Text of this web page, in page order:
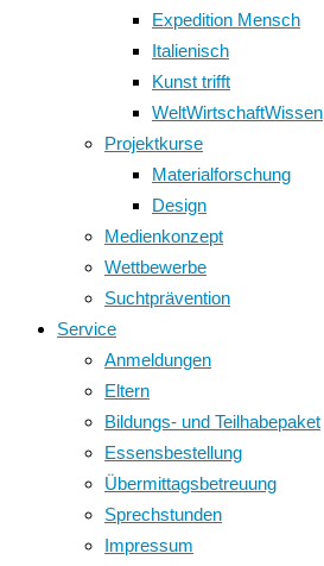
Expedition Mensch
Italienisch
Kunst trifft
WeltWirtschaftWissen
Projektkurse
Materialforschung
Design
Medienkonzept
Wettbewerbe
Suchtprävention
Service
Anmeldungen
Eltern
Bildungs- und Teilhabepaket
Essensbestellung
Übermittagsbetreuung
Sprechstunden
Impressum